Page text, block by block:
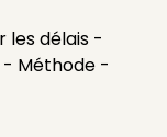
les délais -
- Méthode -